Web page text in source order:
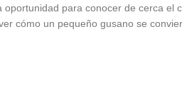
para conocer de cerca
cómo un pequeño gusano se